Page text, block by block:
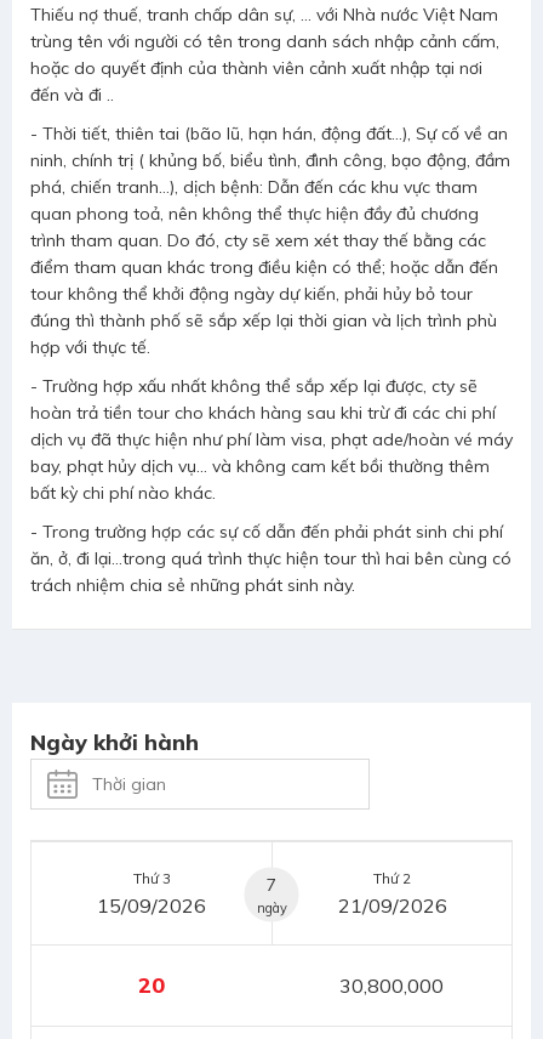
Thiếu nợ thuế, tranh chấp dân sự, … với Nhà nước Việt Nam
trùng tên với người có tên trong danh sách nhập cảnh cấm,
hoặc do quyết định của thành viên cảnh xuất nhập tại nơi
đến và đi ..
- Thời tiết, thiên tai (bão lũ, hạn hán, động đất…), Sự cố về an
ninh, chính trị ( khủng bố, biểu tình, đình công, bạo động, đầm
phá, chiến tranh…), dịch bệnh: Dẫn đến các khu vực tham
quan phong toả, nên không thể thực hiện đầy đủ chương
trình tham quan. Do đó, cty sẽ xem xét thay thế bằng các
điểm tham quan khác trong điều kiện có thể; hoặc dẫn đến
tour không thể khởi động ngày dự kiến, phải hủy bỏ tour
đúng thì thành phố sẽ sắp xếp lại thời gian và lịch trình phù
hợp với thực tế.
- Trường hợp xấu nhất không thể sắp xếp lại được, cty sẽ
hoàn trả tiền tour cho khách hàng sau khi trừ đi các chi phí
dịch vụ đã thực hiện như phí làm visa, phạt ade/hoàn vé máy
bay, phạt hủy dịch vụ… và không cam kết bồi thường thêm
bất kỳ chi phí nào khác.
- Trong trường hợp các sự cố dẫn đến phải phát sinh chi phí
ăn, ở, đi lại…trong quá trình thực hiện tour thì hai bên cùng có
trách nhiệm chia sẻ những phát sinh này.
Ngày khởi hành
7
ngày
Thứ 3
15/09/2026
Thứ 2
21/09/2026
20 30,800,000